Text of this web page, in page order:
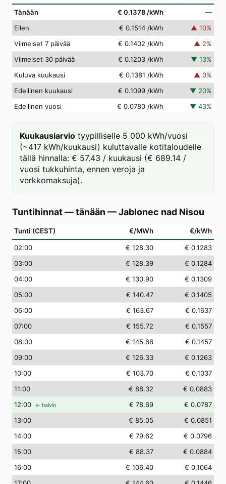
Tänään € 0.1378 /kWh
—
Eilen
€ 0.1514 /kWh ▲ 10%
Viimeiset 7 päivää
€ 0.1402 /kWh ▲ 2%
Viimeiset 30 päivää
€ 0.1203 /kWh ▼ 13%
Kuluva kuukausi
€ 0.1381 /kWh ▲ 0%
Edellinen kuukausi
€ 0.1099 /kWh ▼ 20%
Edellinen vuosi
€ 0.0780 /kWh ▼ 43%
Kuukausiarvio tyypilliselle 5 000 kWh/vuosi
(~417 kWh/kuukausi) kuluttavalle kotitaloudelle
tällä hinnalla: € 57.43 / kuukausi (€ 689.14 /
vuosi tukkuhinta, ennen veroja ja
verkkomaksuja).
Tuntihinnat — tänään —Jablonec nad Nisou
Tunti (CEST) €/MWh €/kWh
02:00 € 128.30
€ 0.1283
03:00 € 128.39
€ 0.1284
04:00 € 130.90
€ 0.1309
05:00 € 140.47
€ 0.1405
06:00 € 163.67
€ 0.1637
07:00 € 155.72
€ 0.1557
08:00 € 145.68
€ 0.1457
09:00 € 126.33
€ 0.1263
10:00 € 103.70
€ 0.1037
11:00 € 88.32
€ 0.0883
12:00 ← halvin € 78.69
€ 0.0787
13:00 € 85.05
€ 0.0851
14:00 € 79.62
€ 0.0796
15:00 € 88.37
€ 0.0884
16:00 € 106.40
€ 0.1064